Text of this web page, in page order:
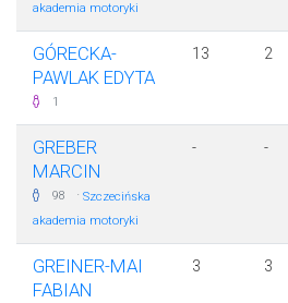
akademia motoryki
GÓRECKA-
PAWLAK EDYTA
1
13 2
GREBER
MARCIN
98 · Szczecińska
akademia motoryki
- -
GREINER-MAI
FABIAN
3 3